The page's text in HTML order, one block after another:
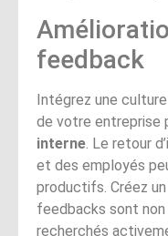
feedback
Intégrez une culture
de votre entreprise
interne. Le retour
et des employés
productifs. Créez
feedbacks sont non
recherchés